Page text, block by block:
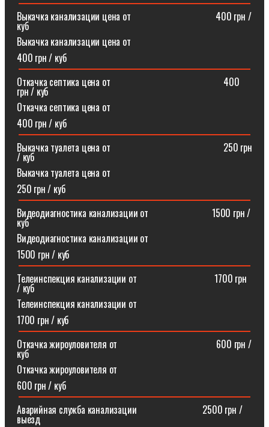
Выкачка канализации цена от⠀⠀⠀⠀⠀⠀⠀⠀⠀⠀⠀⠀400 грн /
куб
Выкачка канализации цена от
400 грн / куб
Откачка септика цена от⠀⠀⠀⠀⠀⠀⠀⠀⠀⠀⠀⠀⠀⠀⠀⠀400
грн / куб
Откачка септика цена от
400 грн / куб
Выкачка туалета цена от⠀⠀⠀⠀⠀⠀⠀⠀⠀⠀⠀⠀⠀⠀⠀⠀250 грн
/ куб
Выкачка туалета цена от
250 грн / куб
Видеодиагностика канализации от⠀⠀⠀⠀⠀⠀⠀⠀⠀1500 грн /
куб
Видеодиагностика канализации от
1500 грн / куб
Телеинспекция канализации от⠀⠀⠀⠀⠀⠀⠀⠀⠀⠀⠀1700 грн
/ куб
Телеинспекция канализации от
1700 грн / куб
Откачка жироуловителя от⠀⠀⠀⠀⠀⠀⠀⠀⠀⠀⠀⠀⠀⠀600 грн /
куб
Откачка жироуловителя от
600 грн / куб
Аварийная служба канализации ⠀⠀⠀⠀⠀⠀⠀⠀⠀2500 грн /
выезд